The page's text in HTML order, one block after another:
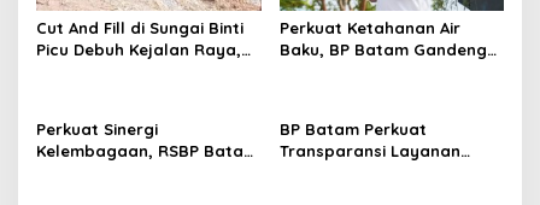
o
s
Cut And Fill di Sungai Binti
Picu Debuh Kejalan Raya,
Perkuat Ketahanan Air
Baku, BP Batam Gandeng
Perkuat Sinergi
Kelembagaan, RSBP Batam
BP Batam Perkuat
Transparansi Layanan